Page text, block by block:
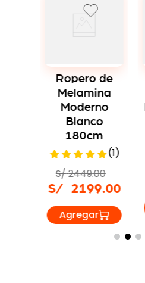
Ropero de
Melamina
Moderno
Blanco
180cm
(1)
S/ 2199.00
S/2449.00